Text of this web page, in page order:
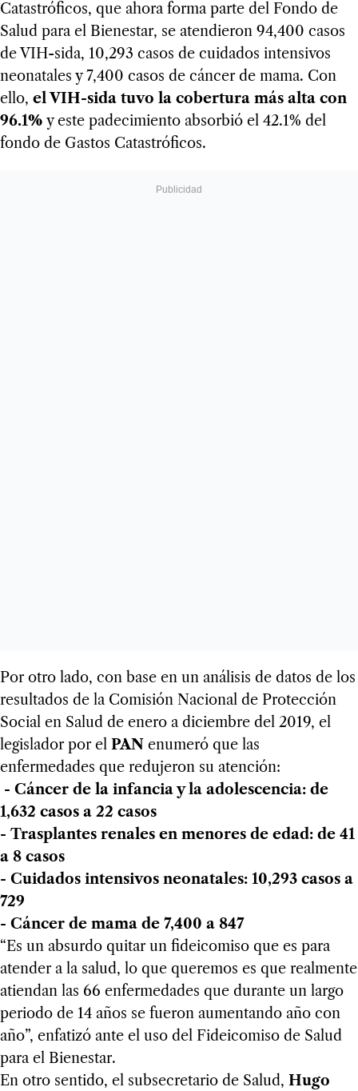
Catastróficos, que ahora forma parte del Fondo de
Salud para el Bienestar, se atendieron 94,400 casos
de VIH-sida, 10,293 casos de cuidados intensivos
neonatales y 7,400 casos de cáncer de mama. Con
ello, el VIH-sida tuvo la cobertura más alta con
96.1% y este padecimiento absorbió el 42.1% del
fondo de Gastos Catastróficos.
Por otro lado, con base en un análisis de datos de los
resultados de la Comisión Nacional de Protección
Social en Salud de enero a diciembre del 2019, el
legislador por el PAN enumeró que las
enfermedades que redujeron su atención:
- Cáncer de la infancia y la adolescencia: de
1,632 casos a 22 casos
- Trasplantes renales en menores de edad: de 41
a 8 casos
- Cuidados intensivos neonatales: 10,293 casos a
729
- Cáncer de mama de 7,400 a 847
“Es un absurdo quitar un fideicomiso que es para
atender a la salud, lo que queremos es que realmente
atiendan las 66 enfermedades que durante un largo
periodo de 14 años se fueron aumentando año con
año”, enfatizó ante el uso del Fideicomiso de Salud
para el Bienestar.
En otro sentido, el subsecretario de Salud, Hugo